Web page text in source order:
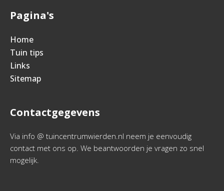
Pagina's
Home
Tuin tips
Links
Sitemap
Contactgegevens
Via info @ tuincentrumwierden.nl neem je eenvoudig
contact met ons op. We beantwoorden je vragen zo snel
mogelijk.